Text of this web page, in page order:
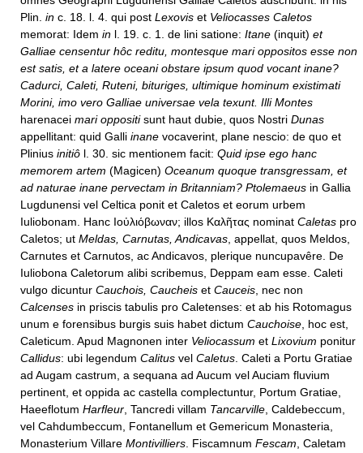
Plin. in c. 18. l. 4. qui post Lexovis et Veliocasses Caletos
memorat: Idem in l. 19. c. 1. de lini satione: Itane (inquit) et
Galliae censentur hôc reditu, montesque mari oppositos esse non
est satis, et a latere oceani obstare ipsum quod vocant inane?
Cadurci, Caleti, Ruteni, bituriges, ultimique hominum existimati
Morini, imo vero Galliae universae vela texunt. Illi Montes
harenacei mari oppositisunt haut dubie, quos Nostri Dunas
appellitant: quid Galli inane vocaverint, plane nescio: de quo et
Plinius initiô l. 30. sic mentionem facit: Quid ipse ego hanc
memorem artem (Magicen) Oceanum quoque transgressam, et
ad naturae inane pervectam in Britanniam? Ptolemaeus in Gallia
Lugdunensi vel Celtica ponit et Caletos et eorum urbem
Iuliobonam. Hanc Ιοὐλιόβωναν; illos Καλῆτας nominat Caletas pro
Caletos; ut Meldas, Carnutas, Andicavas , appellat, quos Meldos,
Carnutes et Carnutos, ac Andicavos, plerique nuncupavêre. De
Iuliobona Caletorum alibi scribemus, Deppam eam esse. Caleti
vulgo dicuntur Cauchois, Caucheis et Cauceis , nec non
Calcenses in priscis tabulis pro Caletenses: et ab his Rotomagus
unum e forensibus burgis suis habet dictum Cauchoise , hoc est,
Caleticum. Apud Magnonen inter Veliocassum et Lixovium ponitur
Callidus: ubi legendum Calitus vel Caletus . Caleti a Portu Gratiae
ad Augam castrum, a sequana ad Aucum vel Auciam fluvium
pertinent, et oppida ac castella complectuntur, Portum Gratiae,
Haeeflotum Harfleur , Tancredi villam Tancarville , Caldebeccum,
vel Cahdumbeccum, Fontanellum et Gemericum Monasteria,
Monasterium Villare Montivilliers . Fiscamnum Fescam , Caletam